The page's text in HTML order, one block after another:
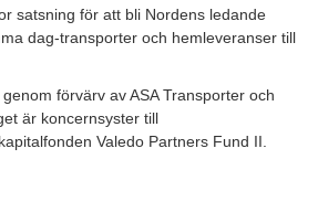
satsning för att bli Nordens ledande
dag-transporter och hemleveranser till
förvärv av ASA Transporter och
är koncernsyster till
Valedo Partners Fund II.